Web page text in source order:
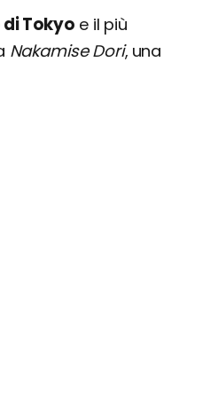
Tokyo e il più
NakamiseDori, una